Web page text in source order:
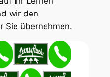
wir den
Sie übernehmen.